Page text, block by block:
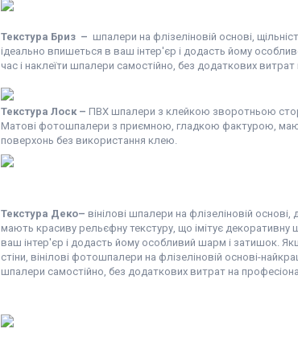
Текстура Бриз – шпалери на флізеліновій основі,
ідеально впишеться в ваш інтер'єр і додасть йому
час і наклеїти шпалери самостійно, без додаткових витрат
Текстура Лоск – ПВХ шпалери з клейкою зворотньою
Матові фотошпалери з приємною, гладкою фактурою,
поверхонь без використання клею.
Текстура Деко– вінілові шпалери на флізеліновій
мають красиву рельєфну текстуру, що імітує декоративну
ваш інтер'єр і додасть йому особливий шарм і затишок.
стіни, вінілові фотошпалери на флізеліновій основі-
шпалери самостійно, без додаткових витрат на